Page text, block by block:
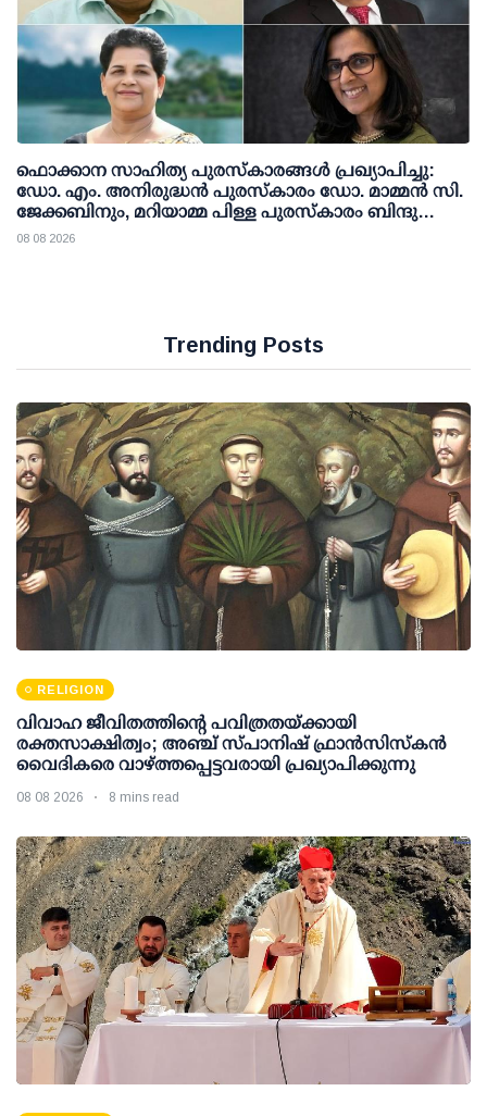
ഫൊക്കാന സാഹിത്യ പുരസ്‌കാരങ്ങള്‍ പ്രഖ്യാപിച്ചു:
ഡോ. എം. അനിരുദ്ധന്‍ പുരസ്‌കാരം ഡോ. മാമ്മന്‍ സി.
ജേക്കബിനും, മറിയാമ്മ പിള്ള പുരസ്‌കാരം ബിന്ദു
കാനയ്ക്കും
08 08 2026
Trending Posts
RELIGION
വിവാഹ ജീവിതത്തിന്റെ പവിത്രതയ്ക്കായി
രക്തസാക്ഷിത്വം; അഞ്ച് സ്പാനിഷ് ഫ്രാന്‍സിസ്‌കന്‍
വൈദികരെ വാഴ്ത്തപ്പെട്ടവരായി പ്രഖ്യാപിക്കുന്നു
08 08 2026 8 mins read